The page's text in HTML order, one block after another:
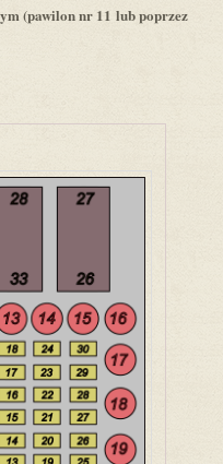
(pawilon nr 11 lub poprzez